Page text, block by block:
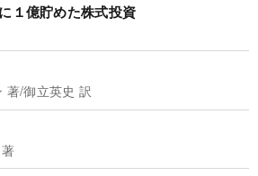
１億貯めた株式投資
著/御立英史 訳